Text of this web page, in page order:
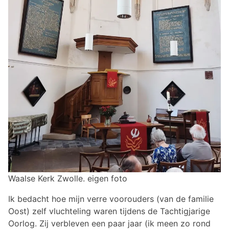
Waalse Kerk Zwolle. eigen foto
Ik bedacht hoe mijn verre voorouders (van de familie
Oost) zelf vluchteling waren tijdens de Tachtigjarige
Oorlog. Zij verbleven een paar jaar (ik meen zo rond